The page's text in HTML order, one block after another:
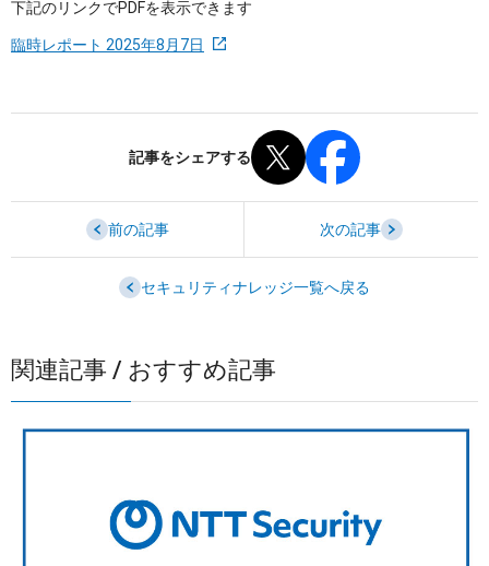
下記のリンクでPDFを表示できます
臨時レポート 2025年8月7日
記事をシェアする
前の記事 次の記事
セキュリティナレッジ一覧へ戻る
関連記事 / おすすめ記事